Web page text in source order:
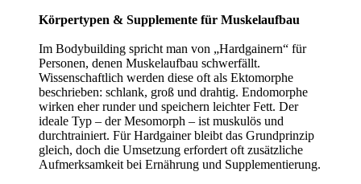
Körpertypen & Supplemente für Muskelaufbau
Im Bodybuilding spricht man von „Hardgainern“ für
Personen, denen Muskelaufbau schwerfällt.
Wissenschaftlich werden diese oft als Ektomorphe
beschrieben: schlank, groß und drahtig. Endomorphe
wirken eher runder und speichern leichter Fett. Der
ideale Typ – der Mesomorph – ist muskulös und
durchtrainiert. Für Hardgainer bleibt das Grundprinzip
gleich, doch die Umsetzung erfordert oft zusätzliche
Aufmerksamkeit bei Ernährung und Supplementierung.